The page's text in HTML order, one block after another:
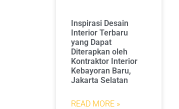
Inspirasi Desain
Interior Terbaru
yang Dapat
Diterapkan oleh
Kontraktor Interior
Kebayoran Baru,
Jakarta Selatan
READ MORE »